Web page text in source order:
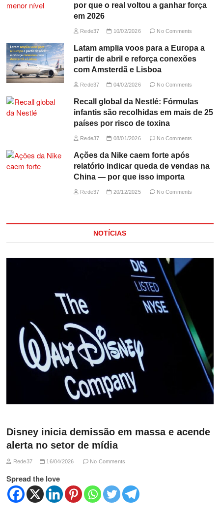
por que o real voltou a ganhar força
em 2026
Rede37 10/02/2026 No Comments
Latam amplia voos para a Europa a
partir de abril e reforça conexões
com Amsterdã e Lisboa
Rede37 04/02/2026 No Comments
Recall global da Nestlé: Fórmulas
infantis são recolhidas em mais de 25
países por risco de toxina
Rede37 08/01/2026 No Comments
Ações da Nike caem forte após
relatório indicar queda de vendas na
China — por que isso importa
Rede37 20/12/2025 No Comments
NOTÍCIAS
Disney inicia demissão em massa e acende
alerta no setor de mídia
Rede37 16/04/2026 No Comments
Spread the love